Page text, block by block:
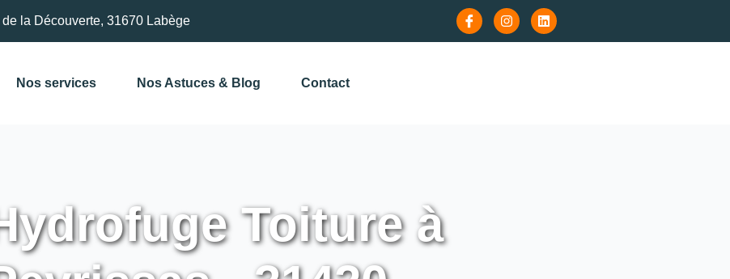
de la Découverte, 31670 Labège
Nos services Nos Astuces & Blog Contact
Toiture à